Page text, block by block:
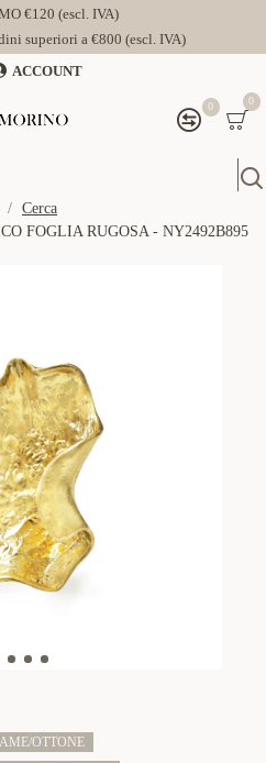
€120 (escl. IVA)
superiori a €800 (escl. IVA)
ACCOUNT
0 0
Cerca
FOGLIA RUGOSA - NY2492B895
OTTONE